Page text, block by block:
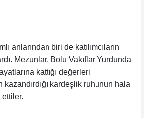
anlarından biri de katılımcıların
Mezunlar, Bolu Vakıflar Yurdunda
kattığı değerleri
kardeşlik ruhunun hala
ettiler.